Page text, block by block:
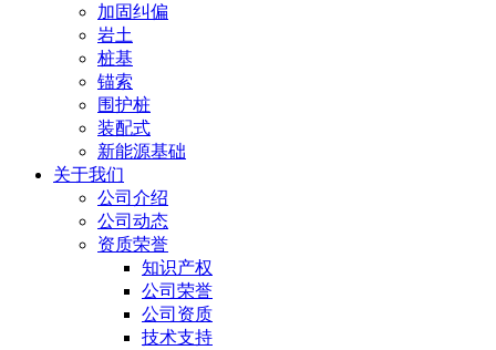
加固纠偏
岩土
桩基
锚索
围护桩
装配式
新能源基础
关于我们
公司介绍
公司动态
资质荣誉
知识产权
公司荣誉
公司资质
技术支持